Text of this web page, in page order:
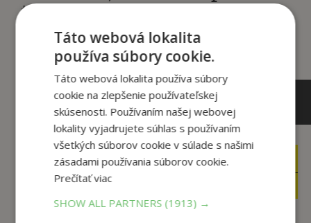
tento titul si tiež kúpili
19,99€
18
Táto webová lokalita
používa súbory cookie.
Táto webová lokalita používa súbory
cookie na zlepšenie používateľskej
skúsenosti. Používaním našej webovej
lokality vyjadrujete súhlas s používaním
všetkých súborov cookie v súlade s našimi
zásadami používania súborov cookie.
Prečítať viac
SHOW ALL PARTNERS (1913) →